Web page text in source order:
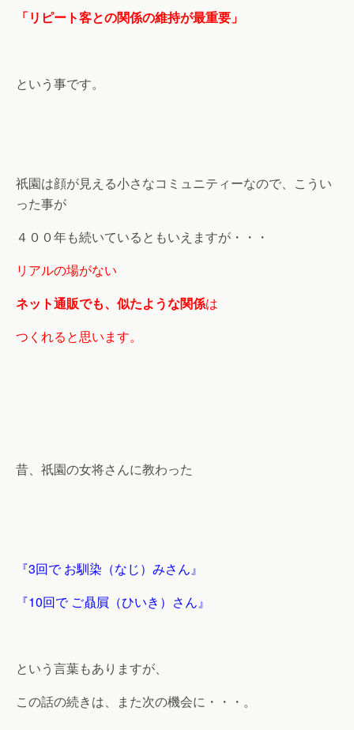
「リピート客との関係の維持が最重要」
という事です。
祇園は顔が見える小さなコミュニティーなので、こうい
った事が
４００年も続いているともいえますが・・・
リアルの場がない
ネット通販でも、似たような関係は
つくれると思います。
昔、祇園の女将さんに教わった
『3回で お馴染（なじ）みさん』
『10回で ご贔屓（ひいき）さん』
という言葉もありますが、
この話の続きは、また次の機会に・・・。